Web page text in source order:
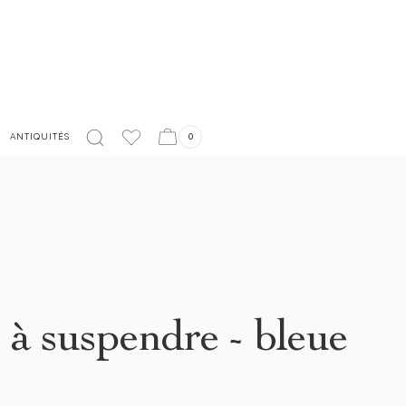
ANTIQUITÉS 0
suspendre - bleue